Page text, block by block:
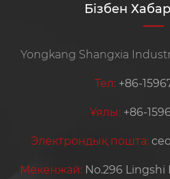
Бізбен
Yongkang Shangxia
Тел: +86-
Ұялы: +86-
Электрондық пошта:
Мекенжай: No.296 Lingshi